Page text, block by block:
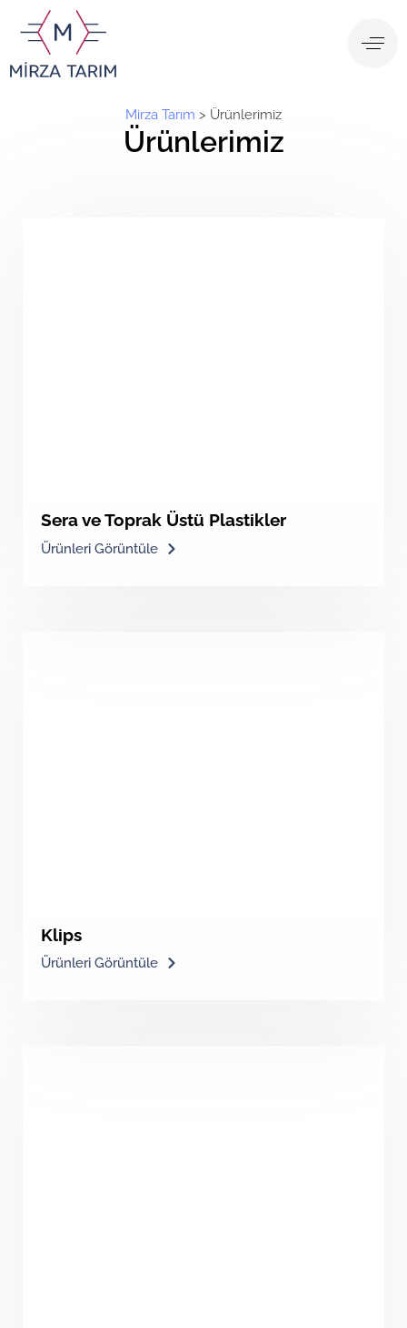
Mirza Tarım > Ürünlerimiz
Ürünlerimiz
Sera ve Toprak Üstü Plastikler
Ürünleri Görüntüle
Klips
Ürünleri Görüntüle